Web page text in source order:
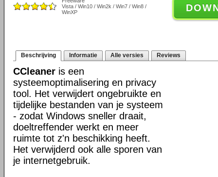
Vista / Win10 / Win2k / Win7 / Win8 /
WinXP
Beschrijving Informatie Alle versies Reviews
CCleaner is een
systeemoptimalisering en privacy
tool. Het verwijdert ongebruikte en
tijdelijke bestanden van je systeem
- zodat Windows sneller draait,
doeltreffender werkt en meer
ruimte tot z'n beschikking heeft.
Het verwijderd ook alle sporen van
je internetgebruik.